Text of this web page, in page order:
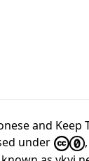
and Keep
under